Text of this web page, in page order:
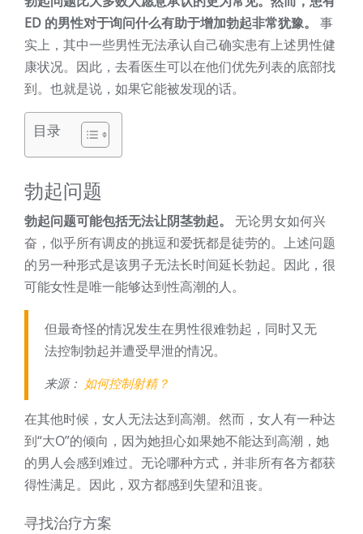
ED 的男性对于询问什么有助于增加勃起非常犹豫。
事
实上，其中一些男性无法承认自己确实患有上述男性健
康状况。因此，去看医生可以在他们优先列表的底部找
到。也就是说，如果它能被发现的话。
目录
勃起问题
勃起问题可能包括无法让阴茎勃起。
无论男女如何兴
奋，似乎所有调皮的挑逗和爱抚都是徒劳的。上述问题
的另一种形式是该男子无法长时间延长勃起。因此，很
可能女性是唯一能够达到性高潮的人。
但最奇怪的情况发生在男性很难勃起，同时又无
法控制勃起并遭受早泄的情况。
来源： 如何控制射精？
在其他时候，女人无法达到高潮。然而，女人有一种达
到“大O”的倾向，因为她担心如果她不能达到高潮，她
的男人会感到难过。无论哪种方式，并非所有各方都获
得性满足。因此，双方都感到失望和沮丧。
寻找治疗方案